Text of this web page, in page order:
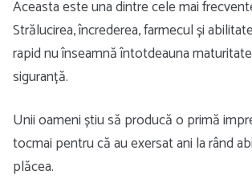
Aceasta este una dintre cele mai
Strălucirea, încrederea, farmecul și
rapid nu înseamnă întotdeauna
siguranță.
Unii oameni știu să producă o primă
tocmai pentru că au exersat ani la rând
plăcea.